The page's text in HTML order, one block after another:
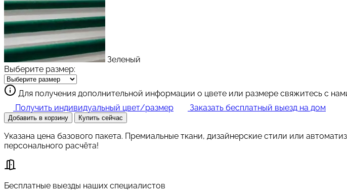
Зеленый
Выберите размер:
Для получения дополнительной информации о цвете или размере свяжитесь с
Получить индивидуальный цвет/размер
Заказать бесплатный выезд на дом
Добавить в корзину Купить сейчас
Указана цена базового пакета. Премиальные ткани, дизайнерские стили или
персонального расчёта!
Бесплатные выезды наших специалистов